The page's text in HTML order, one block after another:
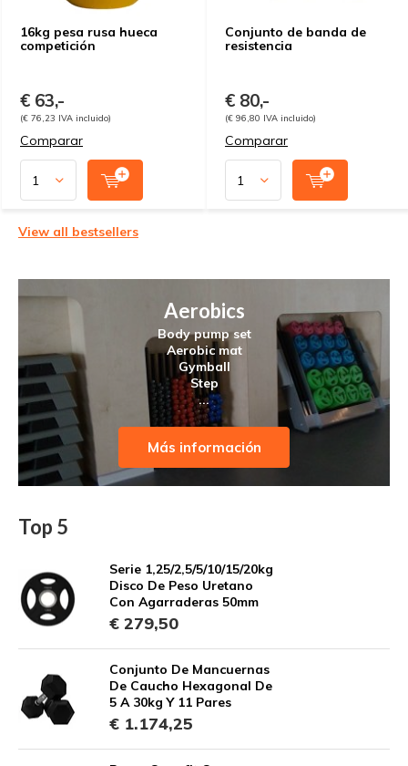
16kg pesa rusa hueca
competición
€ 63,-
(€ 76,23 IVA incluido)
Comparar
Conjunto de banda de
resistencia
€ 80,-
(€ 96,80 IVA incluido)
Comparar
View all bestsellers
Aerobics
Body pump set
Aerobic mat
Gymball
Step
...
Más información
Top 5
Serie 1,25/2,5/5/10/15/20kg
Disco De Peso Uretano
Con Agarraderas 50mm
€ 279,50
Conjunto De Mancuernas
De Caucho Hexagonal De
5 A 30kg Y 11 Pares
€ 1.174,25